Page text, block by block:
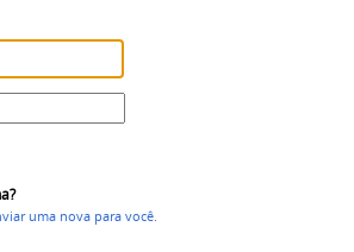
uma nova para você.